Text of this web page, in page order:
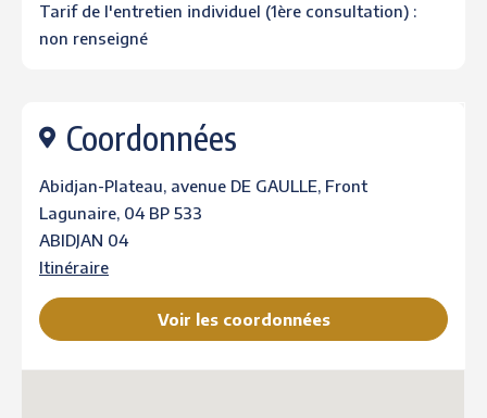
Tarif de l'entretien individuel (1ère consultation) :
non renseigné
Coordonnées
Abidjan-Plateau, avenue DE GAULLE, Front
Lagunaire, 04 BP 533
ABIDJAN 04
Itinéraire
Voir les coordonnées